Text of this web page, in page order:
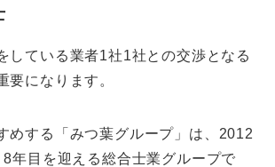
している業者1社1社との交渉となる
要になります。
めする「みつ葉グループ」は、2012
年目を迎える総合士業グループで